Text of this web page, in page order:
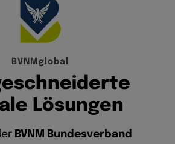
BV N M g o ba
esc hneid erte
al e Lösungen
BVNM Bundesverband